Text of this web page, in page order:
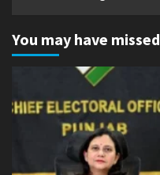
You may have missed